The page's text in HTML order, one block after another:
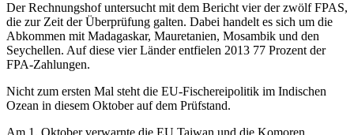
Der Rechnungshof untersucht mit dem Bericht vier der zwölf FPAS,
die zur Zeit der Überprüfung galten. Dabei handelt es sich um die
Abkommen mit Madagaskar, Mauretanien, Mosambik und den
Seychellen. Auf diese vier Länder entfielen 2013 77 Prozent der
FPA-Zahlungen.
Nicht zum ersten Mal steht die EU-Fischereipolitik im Indischen
Ozean in diesem Oktober auf dem Prüfstand.